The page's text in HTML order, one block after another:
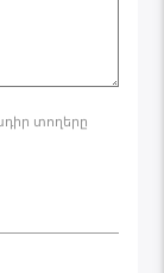
տողերը